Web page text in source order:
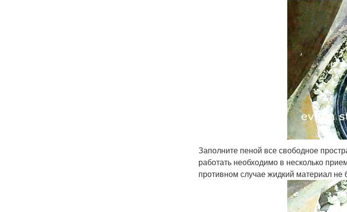
Заполните пеной все свободное
работать необходимо в несколько
противном случае жидкий материал не